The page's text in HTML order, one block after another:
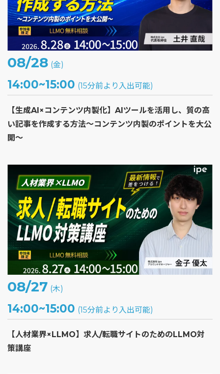
08/28 (金)
14:00~15:00 (15分前より入出可能)
【生成AI×コンテンツ内製化】AIツールを活用し、質の高
い記事を作成する方法～コンテンツ内製のポイントを大公
開～
08/27 (木)
14:00~15:00 (15分前より入出可能)
【人材業界×LLMO】求人/転職サイトのためのLLMO対
策講座